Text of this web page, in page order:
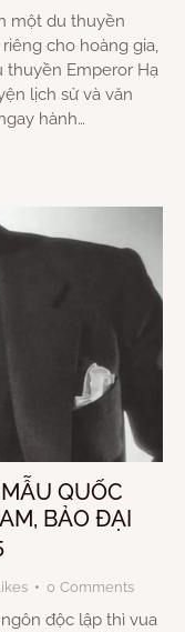
một du thuyền
cho hoàng gia,
thuyền Emperor Hạ
lịch sử và văn
hành…
QUỐC
BẢO ĐẠI
0 Comments
độc lập thì vua